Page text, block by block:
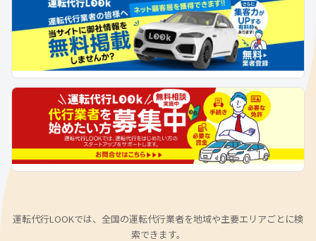
運転代行LOOKでは、全国の運転代行業者を地域や主要エリアごとに検
索できます。